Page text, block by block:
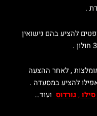
.
להציע בהם נישואין
, לאחר ההצעה
להציע במסעדה .
סילו,גורדוס ועוד…